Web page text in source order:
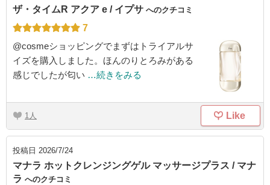
ザ・タイムR アクア e / イプサ へのクチコミ
7
@cosmeショッピングでまずはトライアルサ
イズを購入しました。ほんのりとろみがある
感じでしたが匂い …続きをみる
1 Like
投稿日 2026/7/24
マナラ ホットクレンジングゲル マッサージプラス / マナ
ラ へのクチコミ